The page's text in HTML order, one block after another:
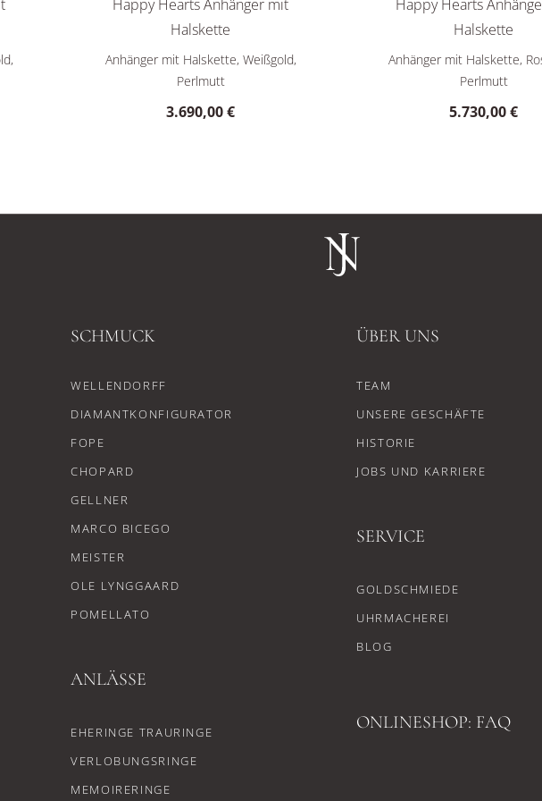
mit Halskette, Ref: 797482-1350, Preis: 3.930,00 €
Happy Hearts Anhänger mit
Halskette
Chopard Happy Hearts Anhänger mit Halskette, Ref: 797482-1301, Preis:
Anhänger mit Halskette, Weißgold,
Perlmutt
3.690,00 €
Happy Hearts
Halskette
Chopard Happy Hearts
Anhänger mit Halskette,
Perlmutt
5.730,00 €
SCHMUCK
WELLENDORFF
DIAMANTKONFIGURATOR
FOPE
CHOPARD
GELLNER
MARCO BICEGO
MEISTER
OLE LYNGGAARD
POMELLATO
ANLÄSSE
EHERINGE TRAURINGE
VERLOBUNGSRINGE
MEMOIRERINGE
ÜBER UNS
TEAM
UNSERE GESCHÄFTE
HISTORIE
JOBS UND KARRIERE
SERVICE
GOLDSCHMIEDE
UHRMACHEREI
BLOG
ONLINESHOP: FAQ